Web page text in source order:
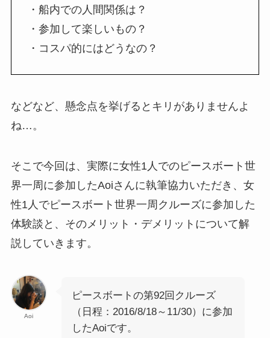
・船内での人間関係は？
・参加して楽しいもの？
・コスパ的にはどうなの？
などなど、懸念点を挙げるとキリがありませんよ
ね…。
そこで今回は、 実際に女性1人でのピースボート世
界一周に参加したAoiさんに執筆協力いただき、女
性1人でピースボート世界一周クルーズに参加した
体験談と、そのメリット・デメリットについて解
説していきます。
Aoi
ピースボートの第92回クルーズ
（日程：2016/8/18～11/30）に参加
したAoiです。